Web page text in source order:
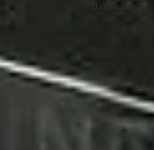
Advertising